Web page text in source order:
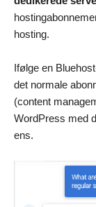
hosting.
Ifølge en
det normale
(content
WordPress med
ens.